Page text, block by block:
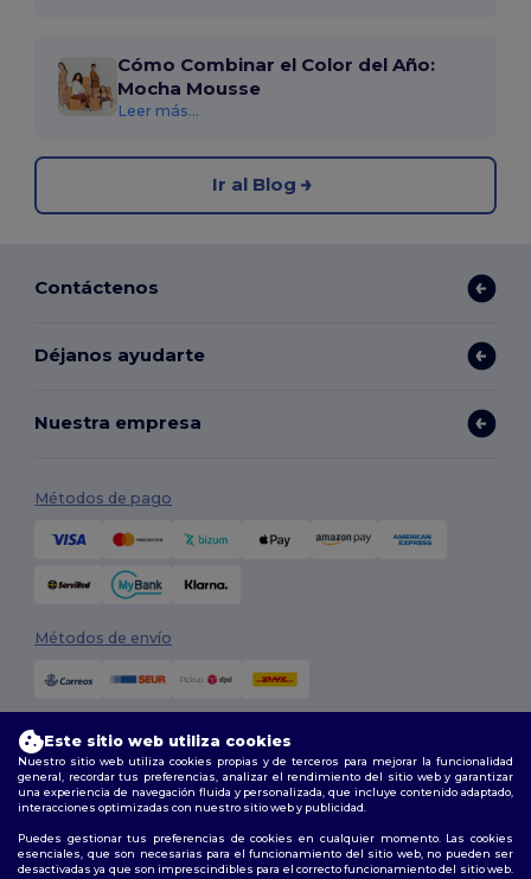
Cómo Combinar el Color del Año:
Mocha Mousse
Leer más...
Ir al Blog
Contáctenos
Déjanos ayudarte
Nuestra empresa
Métodos de pago
Métodos de envío
Síguenos
Este sitio web utiliza cookies
Nuestro sitio web utiliza cookies propias y de terceros para mejorar la funcionalidad
general, recordar tus preferencias, analizar el rendimiento del sitio web y garantizar
una experiencia de navegación fluida y personalizada, que incluye contenido adaptado,
interacciones optimizadas con nuestro sitio web y publicidad.
Puedes gestionar tus preferencias de cookies en cualquier momento. Las cookies
esenciales, que son necesarias para el funcionamiento del sitio web, no pueden ser
desactivadas ya que son imprescindibles para el correcto funcionamiento del sitio web.